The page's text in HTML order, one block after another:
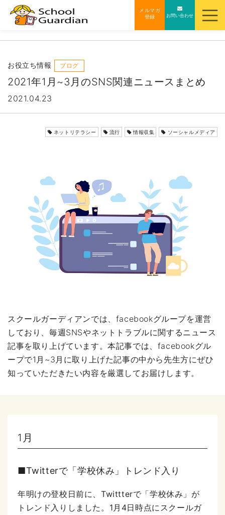
ス
メルマガ
登録 お問い合わせ
お役立ち情報 ブログ
2021年1月~3月のSNS関連ニュースまとめ
2021.04.23
ネットリテラシー 流行 情報収集 ソーシャルメディア
スクールガーディアンでは、facebookグループを運営
しており、毎週SNSやネットトラブルに関するニュース
記事を取り上げています。本記事では、facebookグル
ープで1月~3月に取り上げた記事の中から先生方にぜひ
知っていただきたい内容を厳選してお届けします。
1月
■Twitterで「学校休み」トレンド入り
年明けの登校日前に、Twittterで「学校休み」が
トレンド入りしました。1月4日時点にスクールガ